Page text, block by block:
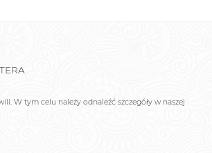
W tym celu należy odnaleźć szczegóły w naszej